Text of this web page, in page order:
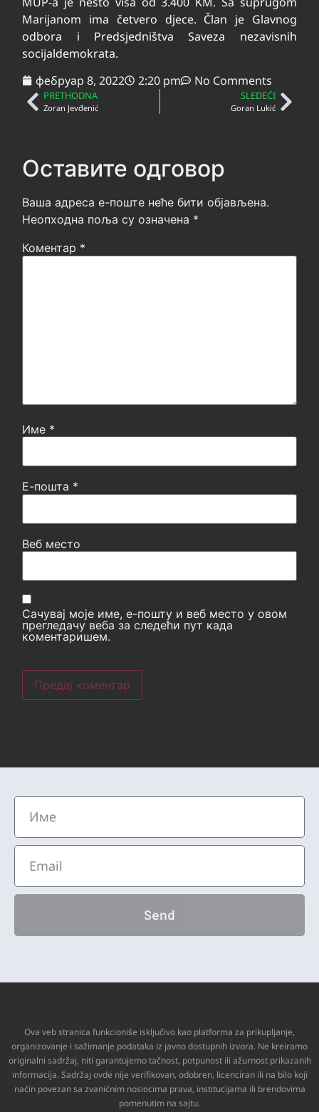
Marijanom ima četvero djece. Član je Glavnog
odbora i Predsjedništva Saveza nezavisnih
socijaldemokrata.
фебруар 8, 2022
2:20 pm No Comments
PRETHODNA
Zoran Jevđenić
SLEDEĆI
Goran Lukić
Оставите одговор
Ваша адреса е-поште неће бити објављена.
Неопходна поља су означена *
Коментар *
Име *
Е-пошта *
Веб место
Сачувај моје име, е-пошту и веб место у овом
прегледачу веба за следећи пут када
коментаришем.
Send
Ova veb stranica funkcioniše isključivo kao platforma za prikupljanje,
organizovanje i sažimanje podataka iz javno dostupnih izvora. Ne kreiramo
originalni sadržaj, niti garantujemo tačnost, potpunost ili ažurnost prikazanih
informacija. Sadržaj ovde nije verifikovan, odobren, licenciran ili na bilo koji
način povezan sa zvaničnim nosiocima prava, institucijama ili brendovima
pomenutim na sajtu.